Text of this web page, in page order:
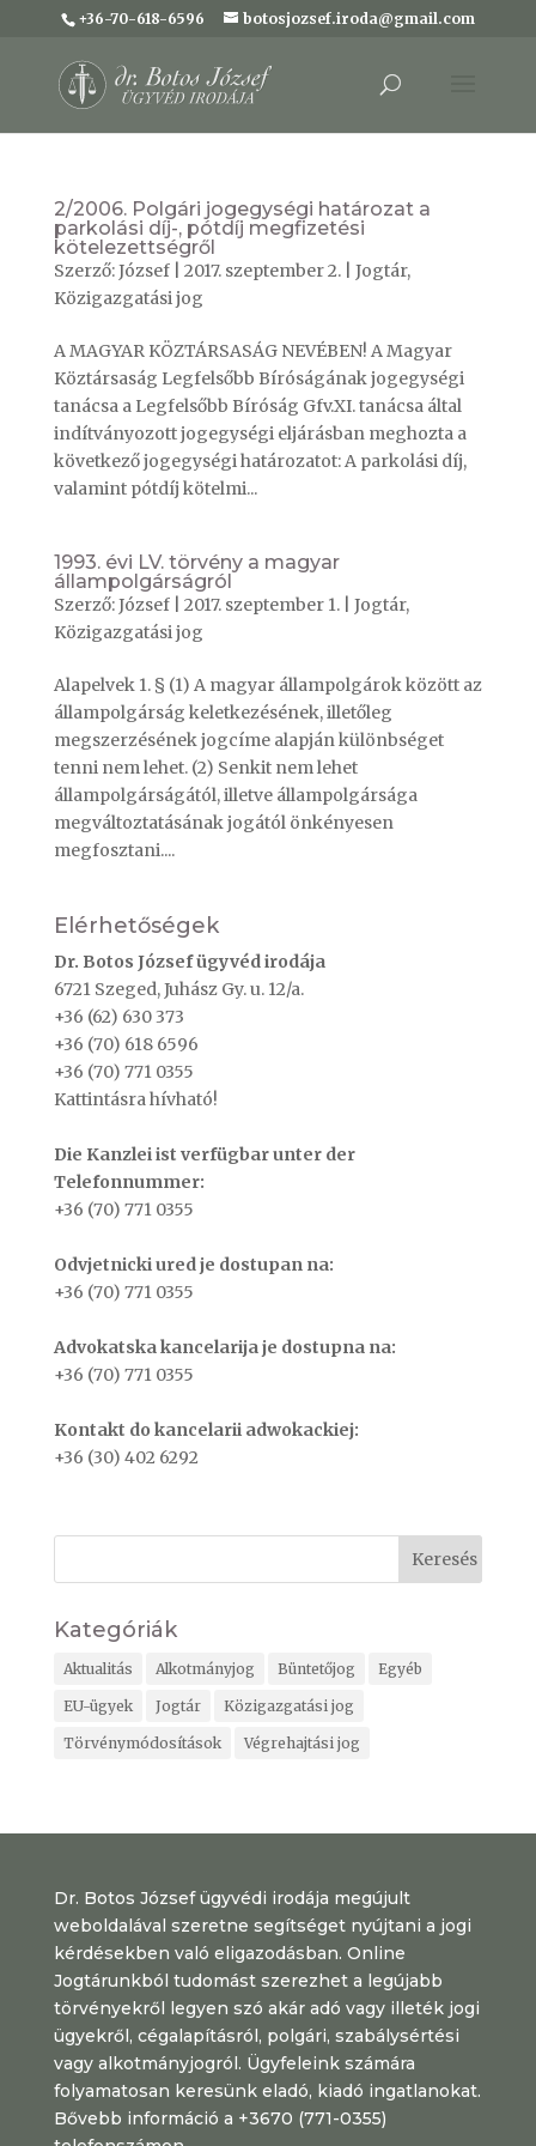
+36-70-618-6596 botosjozsef.iroda@gmail.com
2/2006. Polgári jogegységi határozat a
parkolási díj-, pótdíj megfizetési
kötelezettségről
Szerző:József| 2017. szeptember 2.| Jogtár,
Közigazgatási jog
A MAGYAR KÖZTÁRSASÁG NEVÉBEN! A Magyar
Köztársaság Legfelsőbb Bíróságának jogegységi
tanácsa a Legfelsőbb Bíróság Gfv.XI. tanácsa által
indítványozott jogegységi eljárásban meghozta a
következő jogegységi határozatot: A parkolási díj,
valamint pótdíj kötelmi...
1993. évi LV. törvény a magyar
állampolgárságról
Szerző:József| 2017. szeptember 1.| Jogtár,
Közigazgatási jog
Alapelvek 1. § (1) A magyar állampolgárok között az
állampolgárság keletkezésének, illetőleg
megszerzésének jogcíme alapján különbséget
tenni nem lehet. (2) Senkit nem lehet
állampolgárságától, illetve állampolgársága
megváltoztatásának jogától önkényesen
megfosztani....
Elérhetőségek
Dr. Botos József ügyvéd irodája
6721 Szeged, Juhász Gy. u. 12/a.
+36 (62) 630 373
+36 (70) 618 6596
+36 (70) 771 0355
Kattintásra hívható!
Die Kanzlei ist verfügbar unter der
Telefonnummer:
+36 (70) 771 0355
Odvjetnicki ured je dostupan na:
+36 (70) 771 0355
Advokatska kancelarija je dostupna na:
+36 (70) 771 0355
Kontakt do kancelarii adwokackiej:
+36 (30) 402 6292
Kategóriák
Aktualitás Alkotmányjog Büntetőjog Egyéb
EU-ügyek Jogtár Közigazgatási jog
Törvénymódosítások Végrehajtási jog
Dr. Botos József ügyvédi irodája megújult
weboldalával szeretne segítséget nyújtani a jogi
kérdésekben való eligazodásban. Online
Jogtárunkból tudomást szerezhet a legújabb
törvényekről legyen szó akár adó vagy illeték jogi
ügyekről, cégalapításról, polgári, szabálysértési
vagy alkotmányjogról. Ügyfeleink számára
folyamatosan keresünk eladó, kiadó ingatlanokat.
Bővebb információ a +3670 (771-0355)